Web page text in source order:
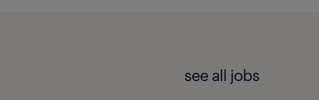
see all jobs